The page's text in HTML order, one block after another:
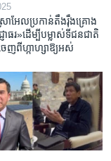
ាអែល​ប្រកាន់​តឹងរ៉ឹង​គ្រោង​
ញាធរ‍»​ដើម្បី​បម្លាស់​ទី​ជនជាតិ​
េញពី​ហ្កាហ្សា​ឱ្យ​អស់